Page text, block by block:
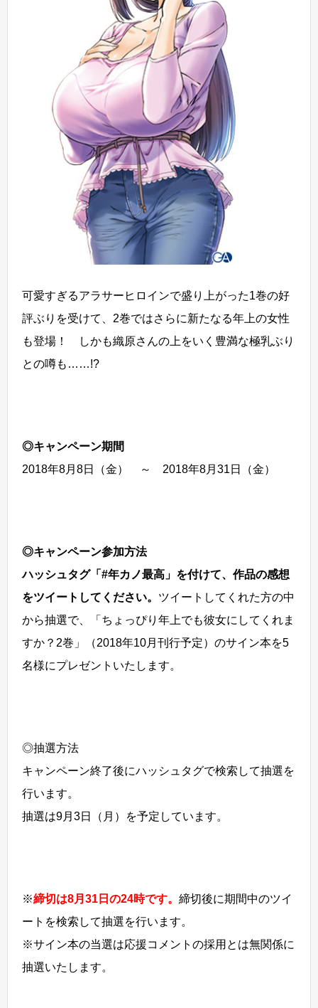
可愛すぎるアラサーヒロインで盛り上がった1巻の好
評ぶりを受けて、2巻ではさらに新たなる年上の女性
も登場！ しかも織原さんの上をいく豊満な極乳ぶり
との噂も……!?
◎キャンペーン期間
2018年8月8日（金） ～ 2018年8月31日（金）
◎キャンペーン参加方法
ハッシュタグ「#年カノ最高」を付けて、作品の感想
をツイートしてください。 ツイートしてくれた方の中
から抽選で、「ちょっぴり年上でも彼女にしてくれま
すか？2巻」（2018年10月刊行予定）のサイン本を5
名様にプレゼントいたします。
◎抽選方法
キャンペーン終了後にハッシュタグで検索して抽選を
行います。
抽選は9月3日（月）を予定しています。
※締切は8月31日の24時です。 締切後に期間中のツイ
ートを検索して抽選を行います。
※サイン本の当選は応援コメントの採用とは無関係に
抽選いたします。